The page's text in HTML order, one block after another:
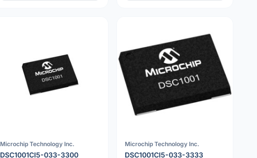
Microchip Technology Inc.
DSC1001CI5-033-3300
Microchip Technology Inc.
DSC1001CI5-033-3333